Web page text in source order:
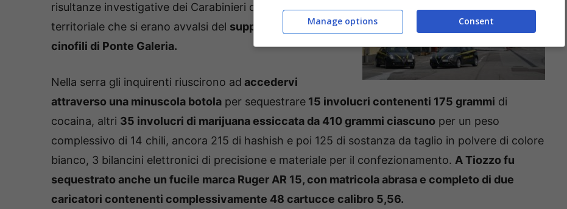
risultanze investigative dei Carabinieri del locale reparto
territoriale che si erano avvalsi del supporto del nucleo
cinofili di Ponte Galeria.
Nella serra gli inquirenti riuscirono ad accedervi
attraverso una minuscola botola per sequestrare 15 involucri contenenti 175 grammi di
cocaina, altri 35 involucri di marijuana essiccata da 410 grammi ciascuno per un peso
complessivo di 14 chili, ancora 215 di hashish e poi 125 di sostanza da taglio in polvere di colore
bianco, 3 bilancini elettronici di precisione e materiale per il confezionamento. A Tiozzo fu
sequestrato anche un fucile marca Ruger AR 15, con matricola abrasa e completo di due
caricatori contenenti complessivamente 48 cartucce calibro 5,56.
Consent
Manage options